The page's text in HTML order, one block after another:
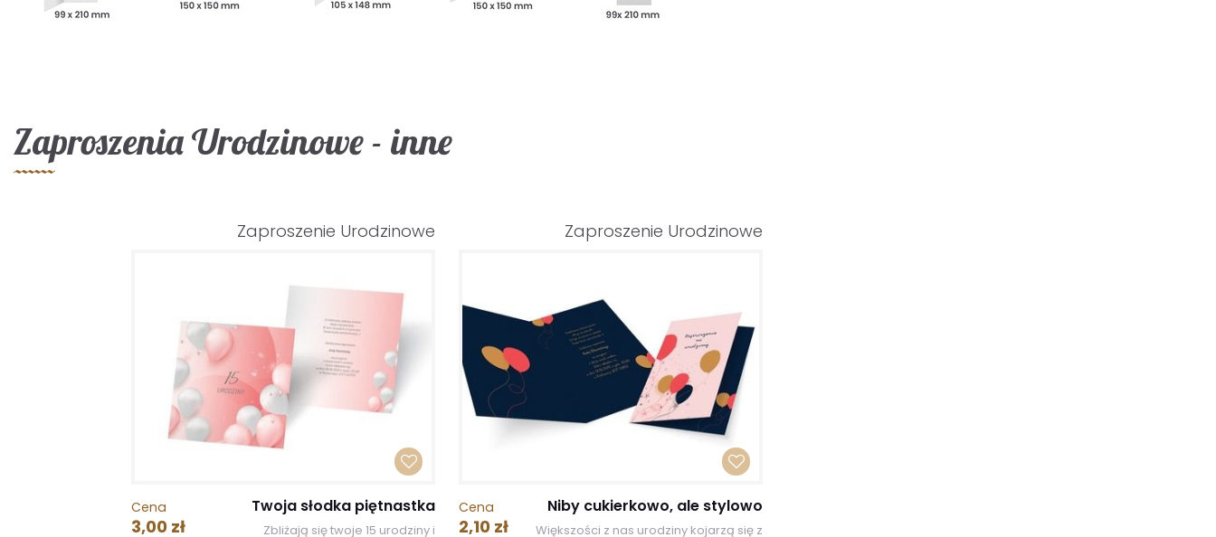
Zaproszenia Urodzinowe - inne
Zaproszenie Urodzinowe
Cena
3,00 zł
Twoja słodka piętnastka
Zbliżają się twoje 15 urodziny i
Zaproszenie Urodzinowe
Cena
2,10 zł
Niby cukierkowo, ale stylowo
Większości z nas urodziny kojarzą się z